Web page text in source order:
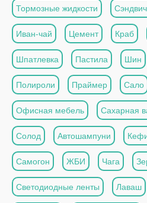
Тормозные жидкости
Иван-чай Цемент Краб
Шпатлевка Пастила Шин
Полироли Праймер Сало
Офисная мебель Сахарная
Солод Автошампуни
Самогон ЖБИ Чага
Светодиодные ленты Лаваш